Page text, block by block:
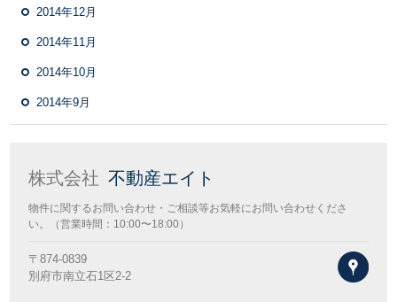
2014年12月
2014年11月
2014年10月
2014年9月
株式会社 不動産エイト
物件に関するお問い合わせ・ご相談等お気軽にお問い合わせくださ
い。（営業時間：10:00〜18:00）
〒874-0839
別府市南立石1区2-2
地図